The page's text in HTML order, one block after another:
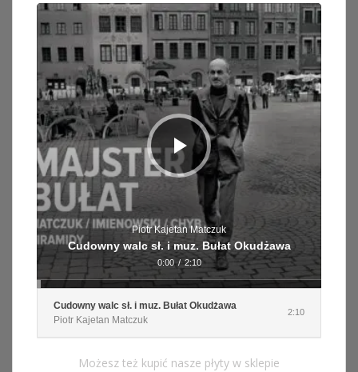
Odtwarzacz
dźwiękowych
Piotr Kajetan Matczuk
Cudowny walc sł. i muz. Bułat Okudżawa
0:00 / 2:10
Cudowny walc sł. i muz. Bułat Okudżawa
Piotr Kajetan Matczuk
2:10
Możesz też kupić nasze płyty w sklepie